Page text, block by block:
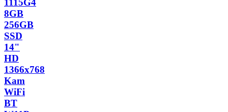
1115G4
8GB
256GB
SSD
14"
HD
1366x768
Kam
WiFi
BT